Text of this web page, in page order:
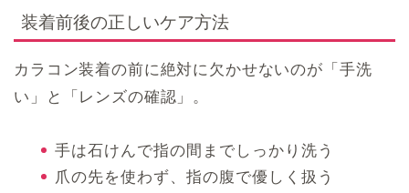
装着前後の正しいケア方法
カラコン装着の前に絶対に欠かせないのが「手洗
い」と「レンズの確認」。
手は石けんで指の間までしっかり洗う
爪の先を使わず、指の腹で優しく扱う